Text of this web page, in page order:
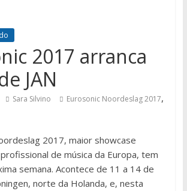
2017 arranca
JAN
Sara Silvino Eurosonic Noordeslag 2017,
2017, maior showcase
de música da Europa, tem
semana. Acontece de 11 a 14 de
norte da Holanda, e, nesta